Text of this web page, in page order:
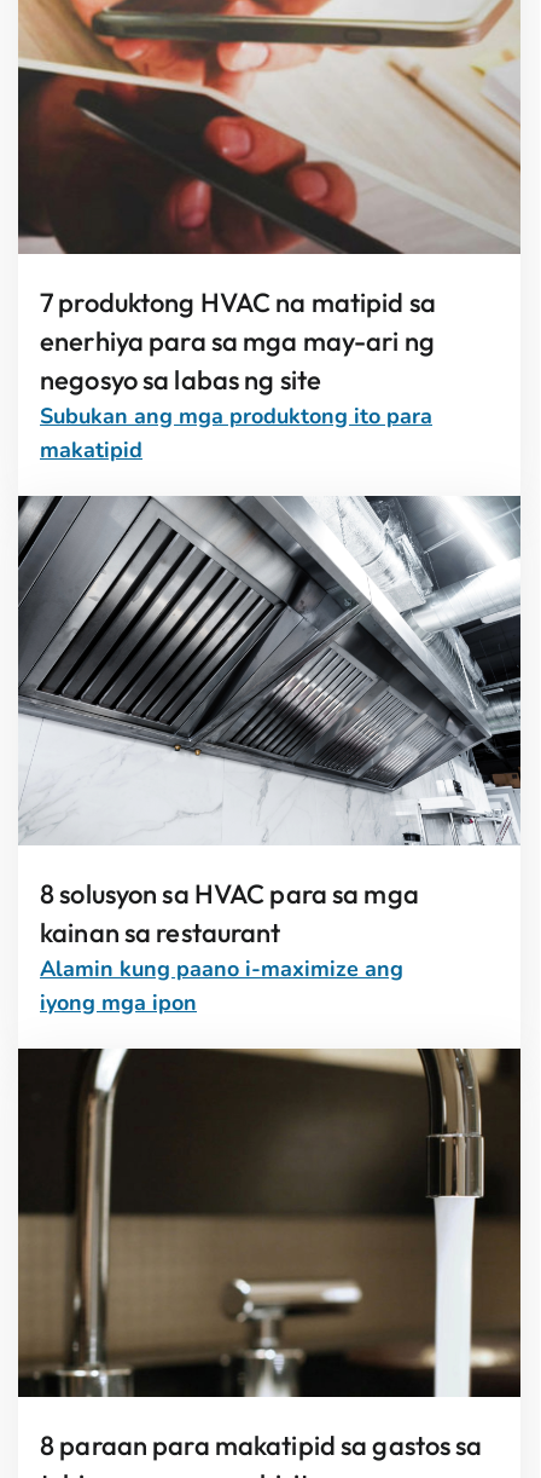
7 produktong HVAC na matipid sa
enerhiya para sa mga may-ari ng
negosyo sa labas ng site
Subukan ang mga produktong ito para
makatipid
8 solusyon sa HVAC para sa mga
kainan sa restaurant
Alamin kung paano i-maximize ang
iyong mga ipon
8 paraan para makatipid sa gastos sa